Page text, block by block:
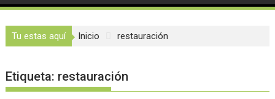
Tu estas aquí Inicio restauración
Etiqueta: restauración